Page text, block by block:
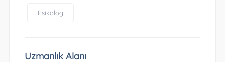
Psikolog
Uzmanlık Alanı